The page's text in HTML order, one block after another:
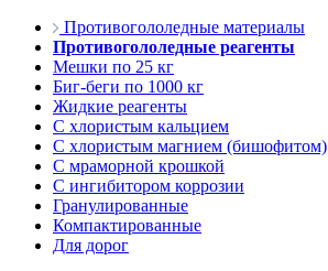
Противогололедные материалы
Противогололедные реагенты
Мешки по 25 кг
Биг-беги по 1000 кг
Жидкие реагенты
С хлористым кальцием
С хлористым магнием (бишофитом)
С мраморной крошкой
С ингибитором коррозии
Гранулированные
Компактированные
Для дорог